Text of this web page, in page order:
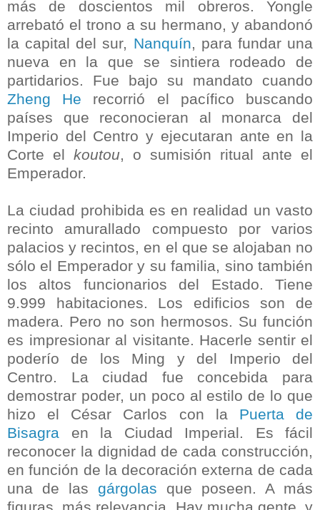
más de doscientos mil obreros. Yongle
arrebató el trono a su hermano, y abandonó
la capital del sur, Nanquín , para fundar una
nueva en la que se sintiera rodeado de
partidarios. Fue bajo su mandato cuando
Zheng He recorrió el pacífico buscando
países que reconocieran al monarca del
Imperio del Centro y ejecutaran ante en la
Corte el koutou , o sumisión ritual ante el
Emperador.
La ciudad prohibida es en realidad un vasto
recinto amurallado compuesto por varios
palacios y recintos, en el que se alojaban no
sólo el Emperador y su familia, sino también
los altos funcionarios del Estado. Tiene
9.999 habitaciones. Los edificios son de
madera. Pero no son hermosos. Su función
es impresionar al visitante. Hacerle sentir el
poderío de los Ming y del Imperio del
Centro. La ciudad fue concebida para
demostrar poder, un poco al estilo de lo que
hizo el César Carlos con la Puerta de
Bisagra en la Ciudad Imperial. Es fácil
reconocer la dignidad de cada construcción,
en función de la decoración externa de cada
una de las gárgolas que poseen. A más
figuras, más relevancia. Hay mucha gente, y